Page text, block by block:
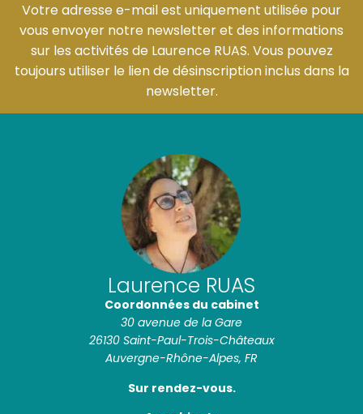
Votre adresse e-mail est uniquement utilisée pour
vous envoyer notre newsletter et des informations
sur les activités de Laurence RUAS. Vous pouvez
toujours utiliser le lien de désinscription inclus dans la
newsletter.
Laurence RUAS
Coordonnées du cabinet
30 avenue de la Gare
26130 Saint-Paul-Trois-Châteaux
Auvergne-Rhône-Alpes, FR
Sur rendez-vous.